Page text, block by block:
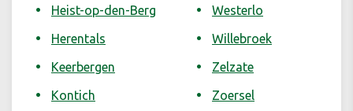
Heist-op-den-Berg
Herentals
Keerbergen
Kontich
Westerlo
Willebroek
Zelzate
Zoersel